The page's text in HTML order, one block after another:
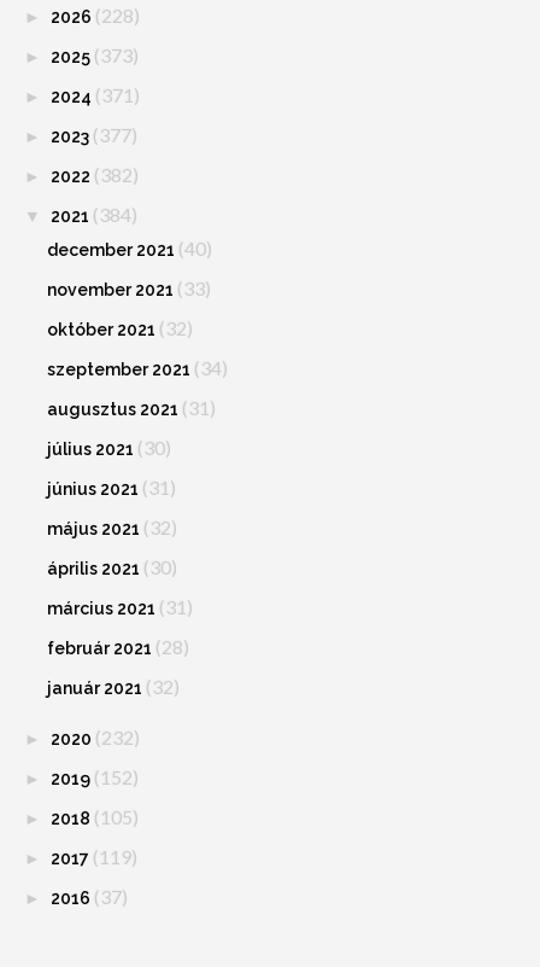
► 2026 (228)
► 2025 (373)
► 2024 (371)
► 2023 (377)
► 2022 (382)
▼ 2021 (384)
december 2021 (40)
november 2021 (33)
október 2021 (32)
szeptember 2021 (34)
augusztus 2021 (31)
július 2021 (30)
június 2021 (31)
május 2021 (32)
április 2021 (30)
március 2021 (31)
február 2021 (28)
január 2021 (32)
► 2020 (232)
► 2019 (152)
► 2018 (105)
► 2017 (119)
► 2016 (37)